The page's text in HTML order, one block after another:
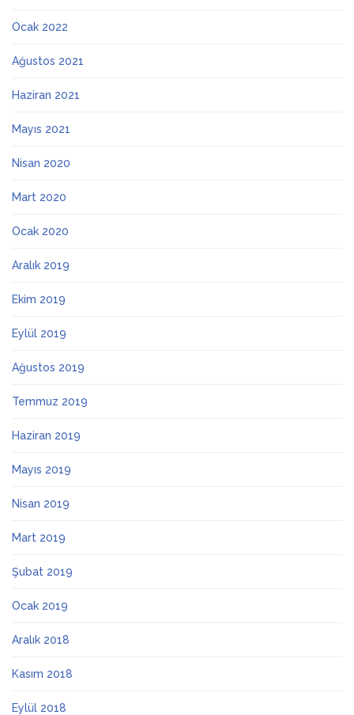
Ocak 2022
Ağustos 2021
Haziran 2021
Mayıs 2021
Nisan 2020
Mart 2020
Ocak 2020
Aralık 2019
Ekim 2019
Eylül 2019
Ağustos 2019
Temmuz 2019
Haziran 2019
Mayıs 2019
Nisan 2019
Mart 2019
Şubat 2019
Ocak 2019
Aralık 2018
Kasım 2018
Eylül 2018